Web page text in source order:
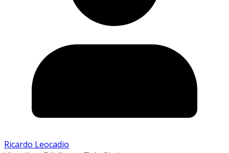
Ricardo Leocadio